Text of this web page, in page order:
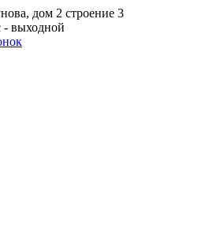
дом 2 строение 3
выходной